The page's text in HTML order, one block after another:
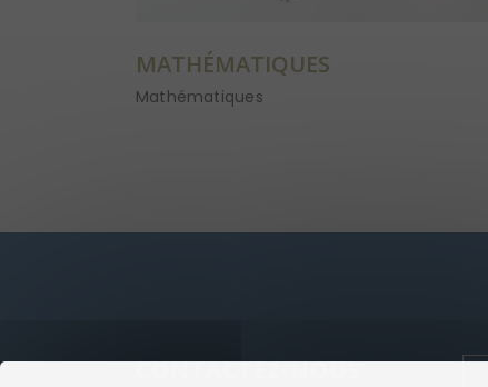
MATHÉMATIQUES
Mathématiques
CONTACTEZ-NOUS